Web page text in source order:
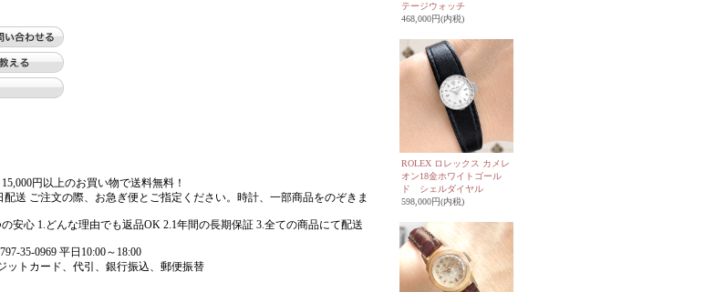
テージウォッチ
468,000円(内税)
ROLEX ロレックス カメレ
オン18金ホワイトゴール
ド シェルダイヤル
598,000円(内税)